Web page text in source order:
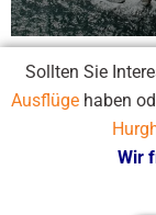
Sollten Sie
Ausflüge haben
Wir